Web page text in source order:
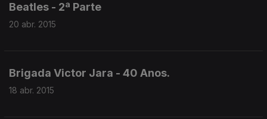
Beatles - 2ª Parte
20 abr. 2015
Brigada Victor Jara - 40 Anos.
18 abr. 2015